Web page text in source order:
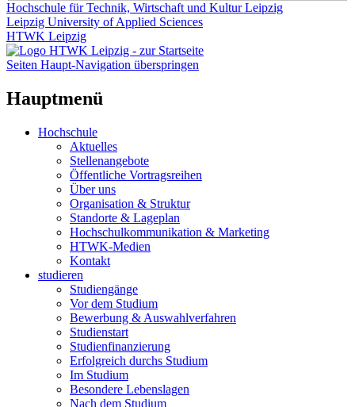
Hochschule für Technik, Wirtschaft und Kultur Leipzig
Leipzig University of Applied Sciences
HTWK Leipzig
Seiten Haupt-Navigation überspringen
Hauptmenü
Hochschule
Aktuelles
Stellenangebote
Öffentliche Vortragsreihen
Über uns
Organisation & Struktur
Standorte & Lageplan
Hochschulkommunikation & Marketing
HTWK-Medien
Kontakt
studieren
Studiengänge
Vor dem Studium
Bewerbung & Auswahlverfahren
Studienstart
Studienfinanzierung
Erfolgreich durchs Studium
Im Studium
Besondere Lebenslagen
Nach dem Studium